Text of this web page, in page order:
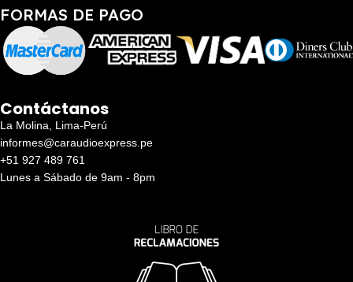
FORMAS DE PAGO
Contáctanos
La Molina, Lima-Perú
informes@caraudioexpress.pe
+51 927 489 761
Lunes a Sábado de 9am - 8pm